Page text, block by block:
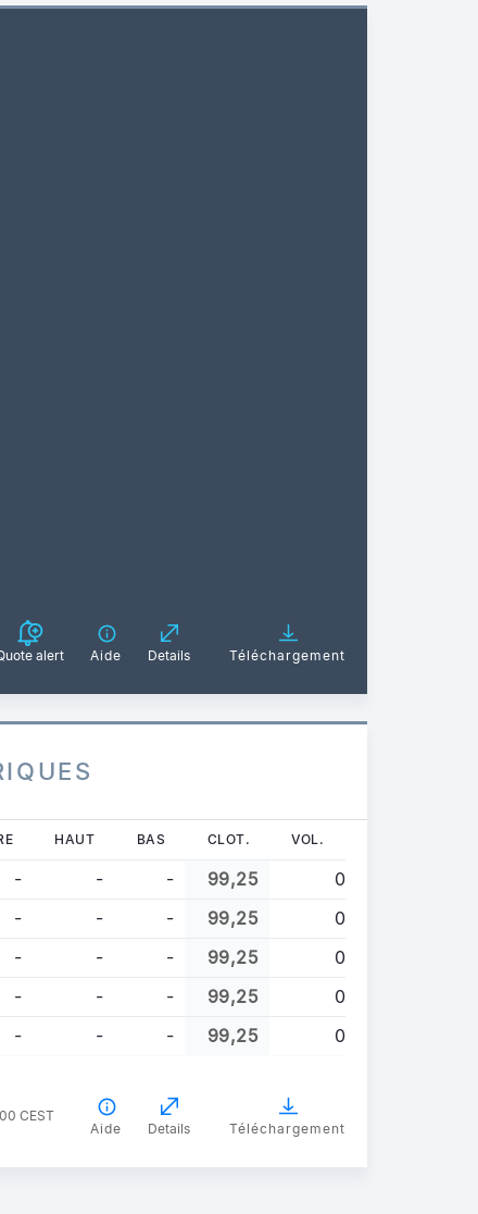
alert Aide Details Téléchargement
HAUT BAS CLOT. VOL.
- - - 99,25
0
- - - 99,25
0
- - - 99,25
0
- - - 99,25
0
- - - 99,25 0
CEST
Aide
Details Téléchargement